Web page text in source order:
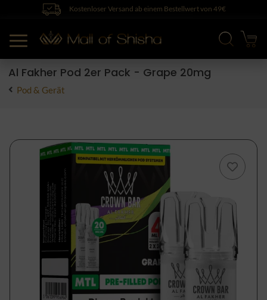
Kostenloser Versand ab einem Bestellwert von 49€
Al Fakher Pod 2er Pack - Grape 20mg
Pod & Gerät